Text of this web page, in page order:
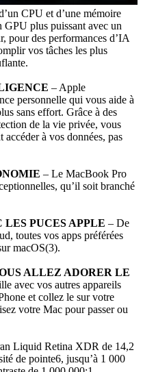
CPU et d’une mémoire
plus puissant avec un
pour des performances d’IA
vos tâches les plus
– Apple
personnelle qui vous aide à
sans effort. Grâce à des
de la vie privée, vous
accéder à vos données, pas
– Le MacBook Pro
qu’il soit branché
PUCES APPLE – De
toutes vos apps préférées
macOS(3).
ALLEZ ADORER LE
avec vos autres appareils
et collez le sur votre
votre Mac pour passer ou
Liquid Retina XDR de 14,2
de pointe6, jusqu’à 1 000